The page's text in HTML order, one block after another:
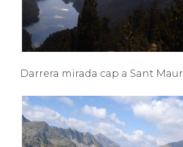
Darrera mirada cap a Sant